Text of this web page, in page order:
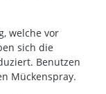
welche vor
sich die
Benutzen
Mückenspray.